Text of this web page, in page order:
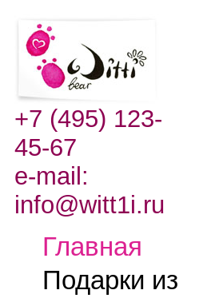
+7 (495) 123-
45-67
e-mail:
info@witt1i.ru
Главная
Подарки из